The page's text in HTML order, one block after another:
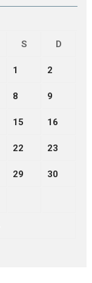
S D
1 2
8 9
15 16
22 23
29 30